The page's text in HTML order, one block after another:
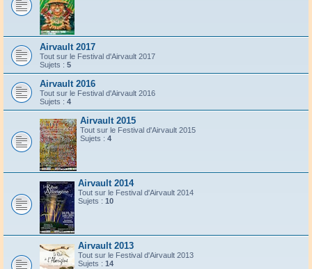
Airvault 2017
Tout sur le Festival d'Airvault 2017
Sujets : 5
Airvault 2016
Tout sur le Festival d'Airvault 2016
Sujets : 4
Airvault 2015
Tout sur le Festival d'Airvault 2015
Sujets : 4
Airvault 2014
Tout sur le Festival d'Airvault 2014
Sujets : 10
Airvault 2013
Tout sur le Festival d'Airvault 2013
Sujets : 14